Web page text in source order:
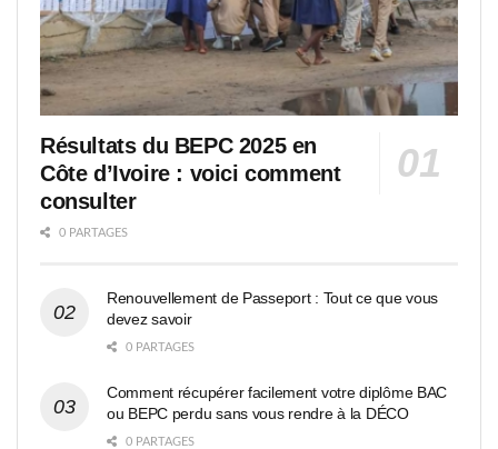
Résultats du BEPC 2025 en
Côte d’Ivoire : voici comment
consulter
0 PARTAGES
Renouvellement de Passeport : Tout ce que vous
devez savoir
0 PARTAGES
Comment récupérer facilement votre diplôme BAC
ou BEPC perdu sans vous rendre à la DÉCO
0 PARTAGES